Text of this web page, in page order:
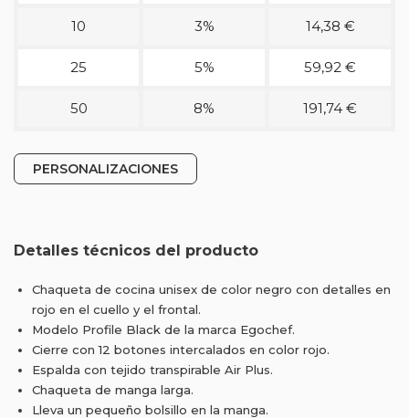
10 3% 14,38 €
25 5% 59,92 €
50 8% 191,74 €
PERSONALIZACIONES
Detalles técnicos del producto
Chaqueta de cocina unisex de color negro con detalles en
rojo en el cuello y el frontal.
Modelo Profile Black de la marca Egochef.
Cierre con 12 botones intercalados en color rojo.
Espalda con tejido transpirable Air Plus.
Chaqueta de manga larga.
Lleva un pequeño bolsillo en la manga.